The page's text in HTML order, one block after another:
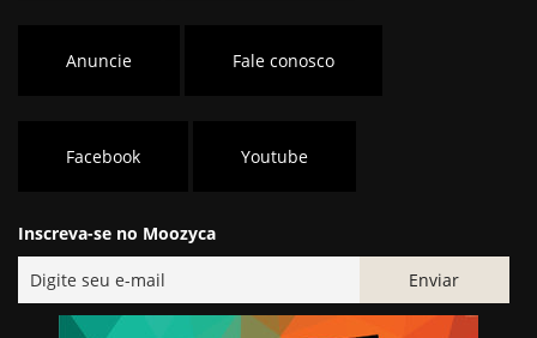
Anuncie Fale conosco
Facebook Youtube
Inscreva-se no Moozyca